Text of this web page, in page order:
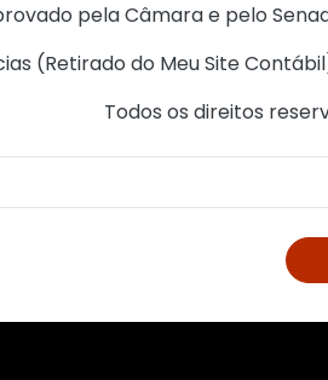
pela Câmara e pelo
(Retirado do Meu Site Contábil
Todos os direitos